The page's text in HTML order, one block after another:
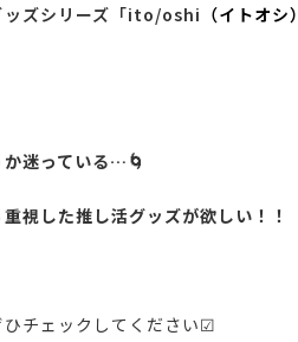
ッズシリーズ「ito/oshi （イトオシ）
か迷っている…🌀
視した推し活グッズが欲しい！！
チェックしてください☑